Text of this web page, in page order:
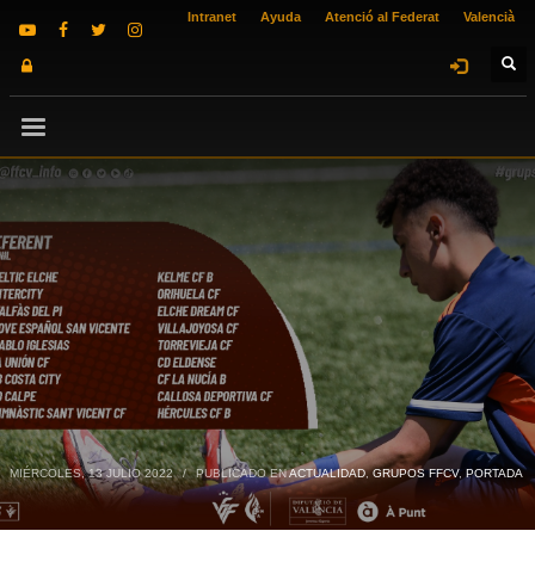
Intranet Ayuda Atenció al Federat Valencià
MIÉRCOLES, 13 JULIO 2022 / PUBLICADO ENACTUALIDAD,GRUPOS FFCV, PORTADA